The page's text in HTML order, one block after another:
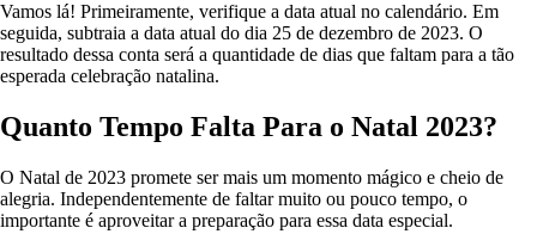
Vamos lá! Primeiramente, verifique a data atual no calendário. Em
seguida, subtraia a data atual do dia 25 de dezembro de 2023. O
resultado dessa conta será a quantidade de dias que faltam para a tão
esperada celebração natalina.
Quanto Tempo Falta Para o Natal 2023?
O Natal de 2023 promete ser mais um momento mágico e cheio de
alegria. Independentemente de faltar muito ou pouco tempo, o
importante é aproveitar a preparação para essa data especial.